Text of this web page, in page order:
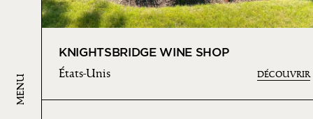
MENU
KNIGHTSBRIDGE WINE SHOP
États-Unis DÉCOUVRIR